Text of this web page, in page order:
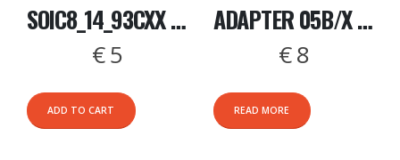
SOIC8_14_93CXX ADAPTER
€5
ADD TO CART
ADAPTER 05B/X 705B/X QFP64 V 2 NEW
€8
READ MORE